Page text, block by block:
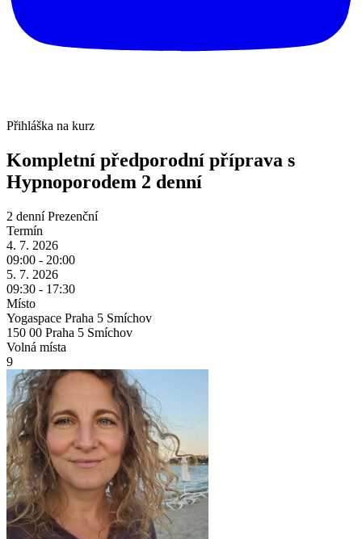
Přihláška na kurz
Kompletní předporodní příprava s
Hypnoporodem 2 denní
2 denní Prezenční
Termín
4. 7. 2026
09:00 - 20:00
5. 7. 2026
09:30 - 17:30
Místo
Yogaspace Praha 5 Smíchov
150 00 Praha 5 Smíchov
Volná místa
9